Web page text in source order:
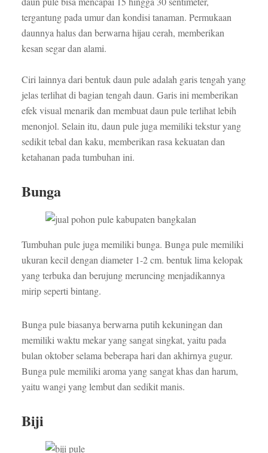
tergantung pada umur dan kondisi tanaman. Permukaan
daunnya halus dan berwarna hijau cerah, memberikan
kesan segar dan alami.
Ciri lainnya dari bentuk daun pule adalah garis tengah yang
jelas terlihat di bagian tengah daun. Garis ini memberikan
efek visual menarik dan membuat daun pule terlihat lebih
menonjol. Selain itu, daun pule juga memiliki tekstur yang
sedikit tebal dan kaku, memberikan rasa kekuatan dan
ketahanan pada tumbuhan ini.
Bunga
Tumbuhan pule juga memiliki bunga. Bunga pule memiliki
ukuran kecil dengan diameter 1-2 cm. bentuk lima kelopak
yang terbuka dan berujung meruncing menjadikannya
mirip seperti bintang.
Bunga pule biasanya berwarna putih kekuningan dan
memiliki waktu mekar yang sangat singkat, yaitu pada
bulan oktober selama beberapa hari dan akhirnya gugur.
Bunga pule memiliki aroma yang sangat khas dan harum,
yaitu wangi yang lembut dan sedikit manis.
Biji